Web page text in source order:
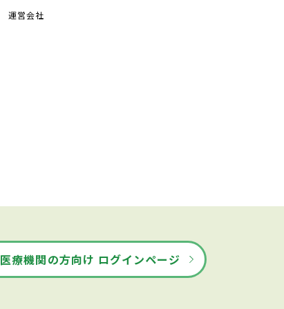
運営会社
医療機関の方向け ログインページ